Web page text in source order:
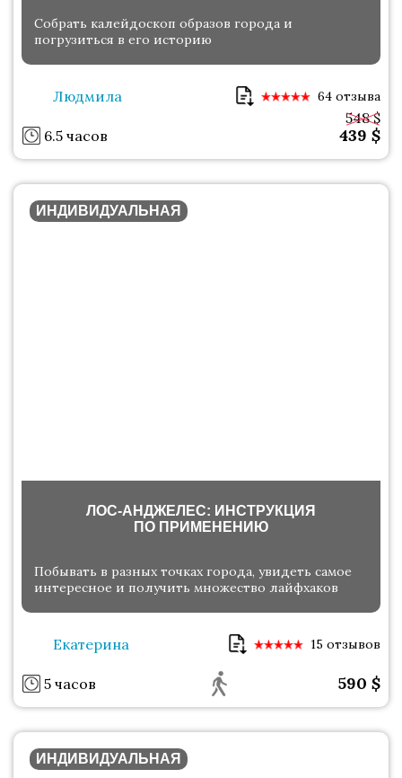
Собрать калейдоскоп образов города и
погрузиться в его историю
Людмила 64 отзыва
6.5 часов 439 $
548 $
ИНДИВИДУАЛЬНАЯ
ЛОС-АНДЖЕЛЕС: ИНСТРУКЦИЯ
ПО ПРИМЕНЕНИЮ
Побывать в разных точках города, увидеть самое
интересное и получить множество лайфхаков
Екатерина 15 отзывов
5 часов 590 $
ИНДИВИДУАЛЬНАЯ